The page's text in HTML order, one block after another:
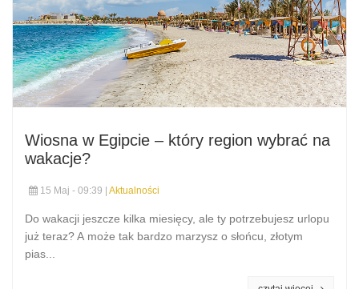
Wiosna w Egipcie – który region wybrać na
wakacje?
15 Maj - 09:39 | Aktualności
Do wakacji jeszcze kilka miesięcy, ale ty potrzebujesz urlopu
już teraz? A może tak bardzo marzysz o słońcu, złotym
pias...